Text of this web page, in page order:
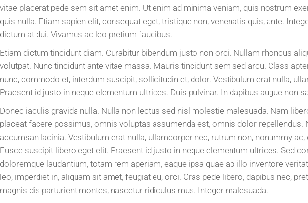
vitae placerat pede sem sit amet enim. Ut enim ad minima veniam, quis nostrum
quis nulla. Etiam sapien elit, consequat eget, tristique non, venenatis quis, ante.
dictum at dui. Vivamus ac leo pretium faucibus.
Etiam dictum tincidunt diam. Curabitur bibendum justo non orci. Nullam rhoncus
volutpat. Nunc tincidunt ante vitae massa. Mauris tincidunt sem sed arcu. Class
nunc, commodo et, interdum suscipit, sollicitudin et, dolor. Vestibulum erat nulla,
Praesent id justo in neque elementum ultrices. Duis pulvinar. In dapibus augue
Donec iaculis gravida nulla. Nulla non lectus sed nisl molestie malesuada. Nam
placeat facere possimus, omnis voluptas assumenda est, omnis dolor
accumsan lacinia. Vestibulum erat nulla, ullamcorper nec, rutrum non, nonummy
Fusce suscipit libero eget elit. Praesent id justo in neque elementum ultrices. Sed
doloremque laudantium, totam rem aperiam, eaque ipsa quae ab illo inventore
leo, imperdiet in, aliquam sit amet, feugiat eu, orci. Cras pede libero, dapibus nec,
magnis dis parturient montes, nascetur ridiculus mus. Integer malesuada.